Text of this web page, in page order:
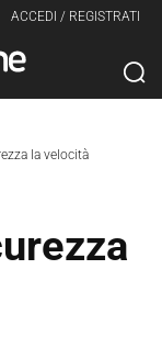
ACCEDI / REGISTRATI
la velocità